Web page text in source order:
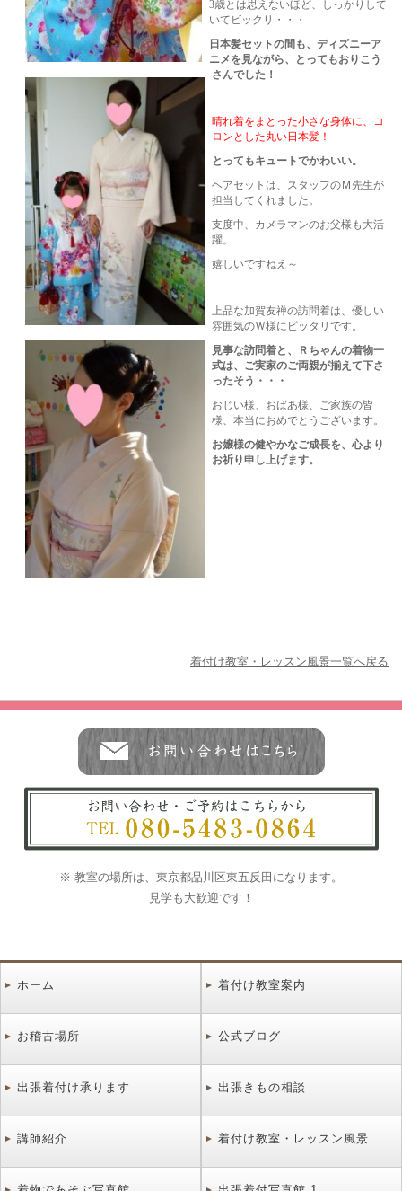
3歳とは思えないほど、しっかりして
いてビックリ・・・
日本髪セットの間も、ディズニーア
ニメを見ながら、とってもおりこう
さんでした！
晴れ着をまとった小さな身体に、コ
ロンとした丸い日本髪！
とってもキュートでかわいい。
ヘアセットは、スタッフのＭ先生が
担当してくれました。
支度中、カメラマンのお父様も大活
躍。
嬉しいですねえ～
上品な加賀友禅の訪問着は、優しい
雰囲気のＷ様にピッタリです。
見事な訪問着と、Ｒちゃんの着物一
式は、ご実家のご両親が揃えて下さ
ったそう・・・
おじい様、おばあ様、ご家族の皆
様、本当におめでとうございます。
お嬢様の健やかなご成長を、心より
お祈り申し上げます。
着付け教室・レッスン風景一覧へ戻る
※ 教室の場所は、東京都品川区東五反田になります。
見学も大歓迎です！
ホーム 着付け教室案内
お稽古場所 公式ブログ
出張着付け承ります 出張きもの相談
講師紹介 着付け教室・レッスン風景